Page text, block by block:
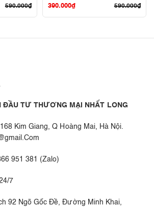
590.000₫ 590.000₫
390.000₫
ĐẦU TƯ THƯƠNG MẠI NHẤT LONG
Kim Giang, Q Hoàng Mai, Hà Nội.
951 381 (Zalo)
7
92 Ngõ Gốc Đề, Đường Minh Khai,